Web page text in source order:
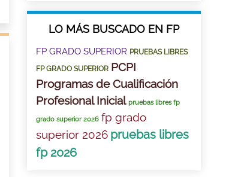
LO MÁS BUSCADO EN FP
FP GRADO SUPERIOR PRUEBAS LIBRES
FP GRADO SUPERIOR PCPI
Programas de Cualificación
Profesional Inicial pruebas libres fp
grado superior 2026 fp grado
superior 2026 pruebas libres
fp 2026